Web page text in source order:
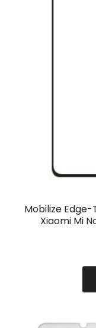
Mobilize
Xiaomi Mi